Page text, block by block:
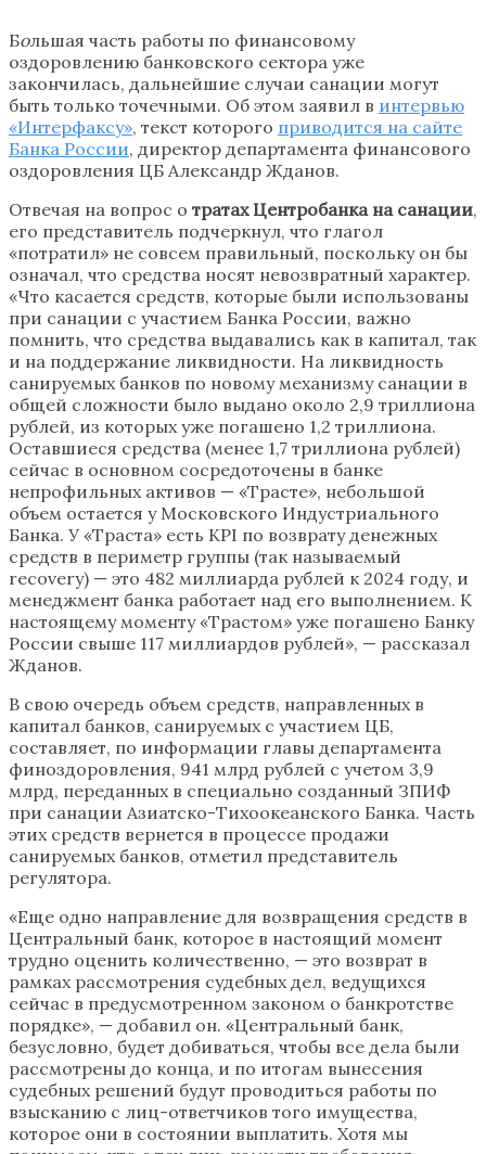
Большая часть работы по финансовому
оздоровлению банковского сектора уже
закончилась, дальнейшие случаи санации могут
быть только точечными. Об этом заявил в интервью
«Интерфаксу», текст которого приводится на сайте
Банка России, директор департамента финансового
оздоровления ЦБ Александр Жданов.
Отвечая на вопрос о тратах Центробанка на санации,
его представитель подчеркнул, что глагол
«потратил» не совсем правильный, поскольку он бы
означал, что средства носят невозвратный характер.
«Что касается средств, которые были использованы
при санации с участием Банка России, важно
помнить, что средства выдавались как в капитал, так
и на поддержание ликвидности. На ликвидность
санируемых банков по новому механизму санации в
общей сложности было выдано около 2,9 триллиона
рублей, из которых уже погашено 1,2 триллиона.
Оставшиеся средства (менее 1,7 триллиона рублей)
сейчас в основном сосредоточены в банке
непрофильных активов — «Трасте», небольшой
объем остается у Московского Индустриального
Банка. У «Траста» есть KPI по возврату денежных
средств в периметр группы (так называемый
recovery) — это 482 миллиарда рублей к 2024 году, и
менеджмент банка работает над его выполнением. К
настоящему моменту «Трастом» уже погашено Банку
России свыше 117 миллиардов рублей», — рассказал
Жданов.
В свою очередь объем средств, направленных в
капитал банков, санируемых с участием ЦБ,
составляет, по информации главы департамента
финоздоровления, 941 млрд рублей с учетом 3,9
млрд, переданных в специально созданный ЗПИФ
при санации Азиатско-Тихоокеанского Банка. Часть
этих средств вернется в процессе продажи
санируемых банков, отметил представитель
регулятора.
«Еще одно направление для возвращения средств в
Центральный банк, которое в настоящий момент
трудно оценить количественно, — это возврат в
рамках рассмотрения судебных дел, ведущихся
сейчас в предусмотренном законом о банкротстве
порядке», — добавил он. «Центральный банк,
безусловно, будет добиваться, чтобы все дела были
рассмотрены до конца, и по итогам вынесения
судебных решений будут проводиться работы по
взысканию с лиц-ответчиков того имущества,
которое они в состоянии выплатить. Хотя мы